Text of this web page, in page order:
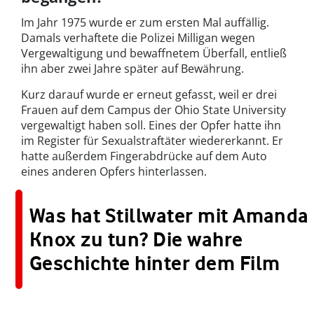
Im Jahr 1975 wurde er zum ersten Mal auffällig.
Damals verhaftete die Polizei Milligan wegen
Vergewaltigung und bewaffnetem Überfall, entließ
ihn aber zwei Jahre später auf Bewährung.
Kurz darauf wurde er erneut gefasst, weil er drei
Frauen auf dem Campus der Ohio State University
vergewaltigt haben soll. Eines der Opfer hatte ihn
im Register für Sexualstraftäter wiedererkannt. Er
hatte außerdem Fingerabdrücke auf dem Auto
eines anderen Opfers hinterlassen.
Was hat Stillwater mit Amanda
Knox zu tun? Die wahre
Geschichte hinter dem Film